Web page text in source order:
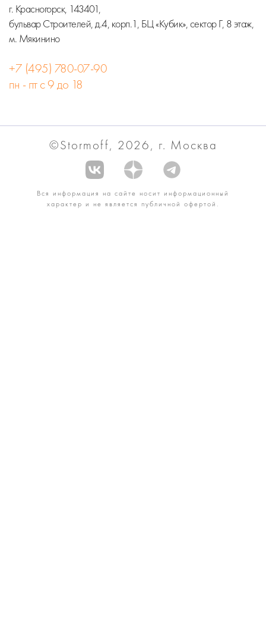
г. Красногорск, 143401,
бульвар Строителей, д.4, корп.1, БЦ «Кубик», сектор Г, 8 этаж,
м. Мякинино
+7 (495) 780-07-90
пн - пт с 9 до 18
©Stormoff, 2026, г. Москва
Вся информация на сайте носит информационный
характер и не является публичной офертой.